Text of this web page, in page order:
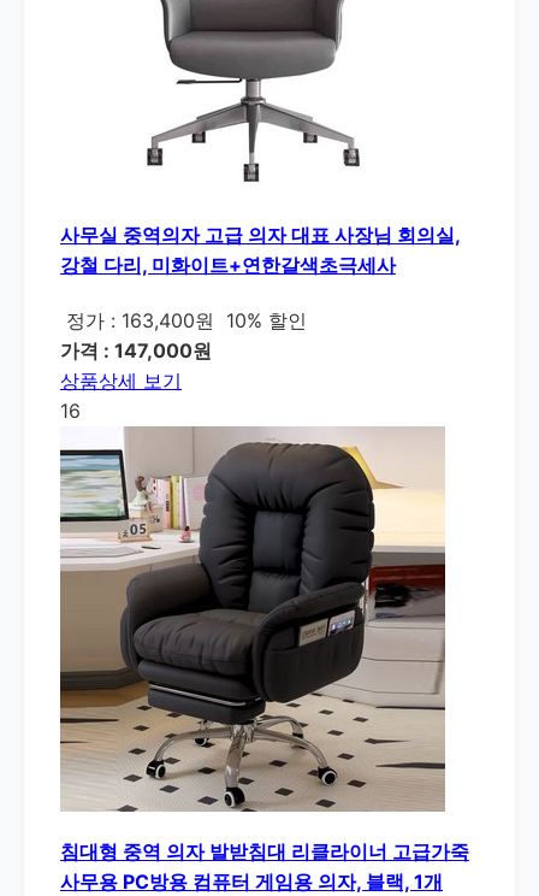
사무실 중역의자 고급 의자 대표 사장님 회의실,
강철 다리, 미화이트+연한갈색초극세사
정가 : 163,400원
10% 할인
가격 : 147,000원
상품상세 보기
16
침대형 중역 의자 발받침대 리클라이너 고급가죽
사무용 PC방용 컴퓨터 게임용 의자, 블랙, 1개